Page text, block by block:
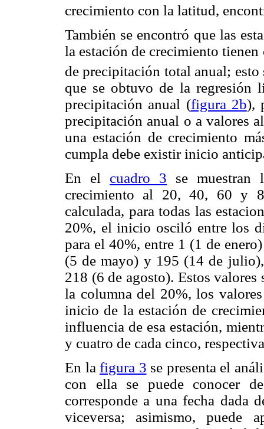
crecimiento con la latitud,
También se encontró que las
la estación de crecimiento
de precipitación total anual;
que se obtuvo de la regresión
precipitación anual (figura 2b),
precipitación anual o a valores
una estación de crecimiento
cumpla debe existir inicio
En el cuadro 3 se muestran
crecimiento al 20, 40, 60 y
calculada, para todas las
20%, el inicio osciló entre los
para el 40%, entre 1 (1 de
(5 de mayo) y 195 (14 de
218 (6 de agosto). Estos valores
la columna del 20%, los
inicio de la estación de
influencia de esa estación,
y cuatro de cada cinco,
En la figura 3 se presenta el
con ella se puede conocer
corresponde a una fecha dada
viceversa; asimismo, puede